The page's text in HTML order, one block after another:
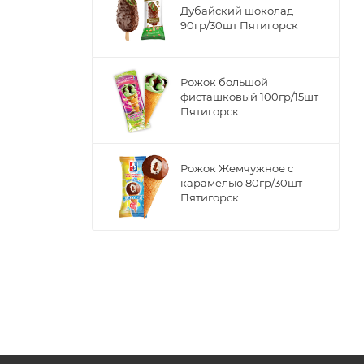
Дубайский шоколад
90гр/30шт Пятигорск
Рожок большой
фисташковый 100гр/15шт
Пятигорск
Рожок Жемчужное с
карамелью 80гр/30шт
Пятигорск